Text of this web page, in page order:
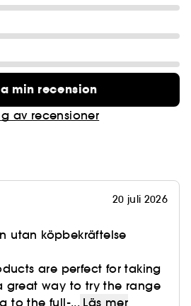
min recension
av recensioner
20 juli 2026
utan köpbekräftelse
are perfect for taking
great way to try the range
to the full-... Läs mer